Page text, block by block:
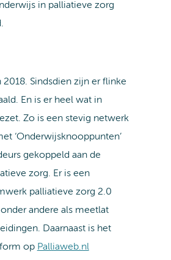
in palliatieve zorg
2018. Sindsdien zijn er flinke
En is er heel wat in
Zo is een stevig netwerk
‘Onderwijsknooppunten’
gekoppeld aan de
zorg. Er is een
palliatieve zorg 2.0
andere als meetlat
Daarnaast is het
op Palliaweb.nl